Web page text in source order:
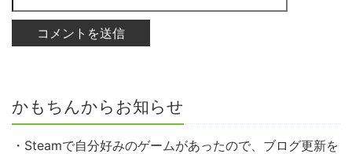
かもちんからお知らせ
・Steamで自分好みのゲームがあったので、ブログ更新を